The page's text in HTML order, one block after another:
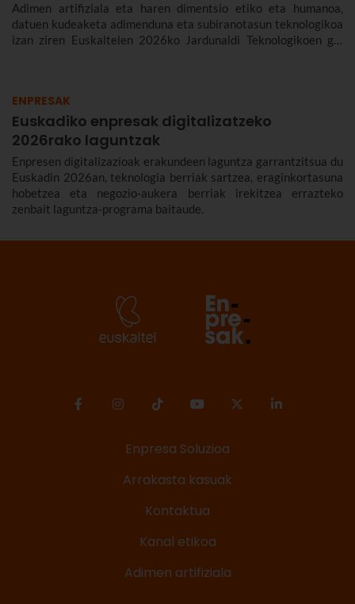
Adimen artifiziala eta haren dimentsio etiko eta humanoa,
datuen kudeaketa adimenduna eta subiranotasun teknologikoa
izan ziren Euskaltelen 2026ko Jardunaldi Teknologikoen gai
ENPRESAK
Euskadiko enpresak digitalizatzeko
2026rako laguntzak
Enpresen digitalizazioak erakundeen laguntza garrantzitsua du
Euskadin 2026an, teknologia berriak sartzea, eraginkortasuna
hobetzea eta negozio-aukera berriak irekitzea errazteko
zenbait laguntza-programa baitaude.
Enpresa Soluzioa
Arrakasta kasuak
Kontaktua
Kanal etikoa
Adimen artifiziala